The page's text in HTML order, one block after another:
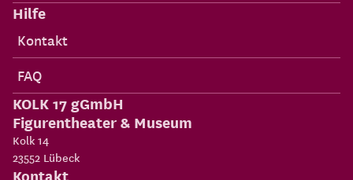
Hilfe
Kontakt
FAQ
KOLK 17 gGmbH
Figurentheater & Museum
Kolk 14
23552 Lübeck
Kontakt